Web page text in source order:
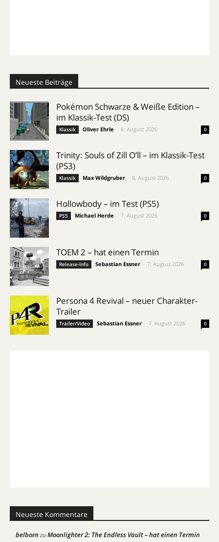
Neueste Beiträge
Pokémon Schwarze & Weiße Edition –
im Klassik-Test (DS)
Klassik Oliver Ehrle 8. August 2026 0
Trinity: Souls of Zill O’ll – im Klassik-Test
(PS3)
Klassik Max Wildgruber 8. August 2026 0
Hollowbody – im Test (PS5)
PS5 Michael Herde 7. August 2026 0
TOEM 2 – hat einen Termin
Release-Info Sebastian Essner 7. August 2026 0
Persona 4 Revival – neuer Charakter-
Trailer
Trailer/Video Sebastian Essner 7. August 2026 0
Neueste Kommentare
belborn zuMoonlighter 2: The Endless Vault – hat einen Termin